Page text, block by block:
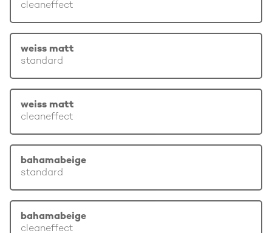
cleaneffect
weiss matt
standard
weiss matt
cleaneffect
bahamabeige
standard
bahamabeige
cleaneffect